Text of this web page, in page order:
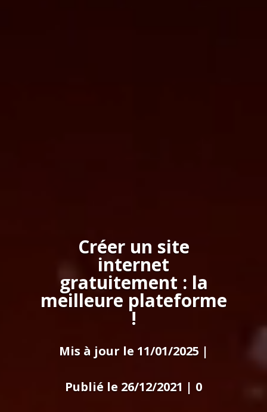
Créer un site
internet
gratuitement : la
meilleure plateforme
!
Mis à jour le 11/01/2025 |
Publié le 26/12/2021 | 0